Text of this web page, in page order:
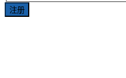
注册